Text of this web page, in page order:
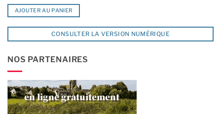
AJOUTER AU PANIER
CONSULTER LA VERSION NUMÉRIQUE
NOS PARTENAIRES